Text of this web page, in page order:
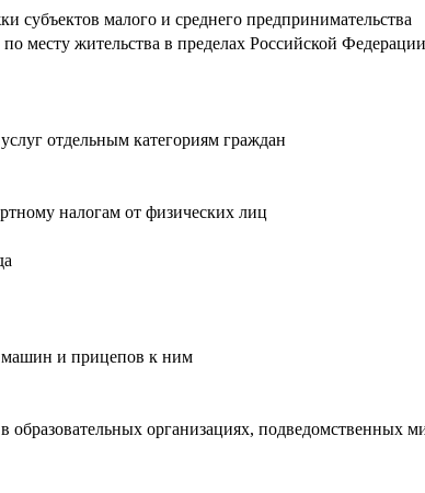
малого и среднего предпринимательства
месту жительства в пределах Российской Федерации
отдельным категориям граждан
налогам от физических лиц
машин и прицепов к ним
организациях, подведомственных